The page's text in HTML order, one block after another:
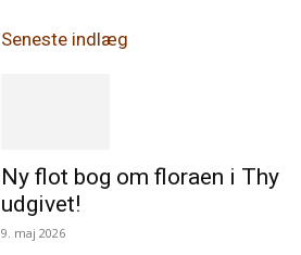
Seneste indlæg
Ny flot bog om floraen i Thy
udgivet!
9. maj 2026